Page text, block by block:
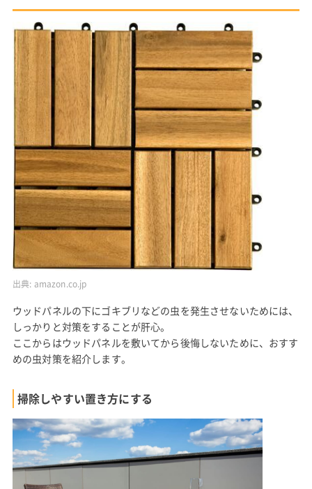
出典: amazon.co.jp
ウッドパネルの下にゴキブリなどの虫を発生させないためには、
しっかりと対策をすることが肝心。
ここからはウッドパネルを敷いてから後悔しないために、おすす
めの虫対策を紹介します。
掃除しやすい置き方にする